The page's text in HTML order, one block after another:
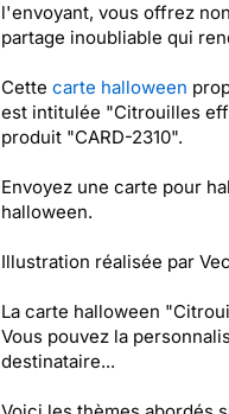
l'envoyant, vous offrez
partage inoubliable qui
Cette carte halloween
est intitulée "Citrouilles
produit "CARD-2310".
Envoyez une carte pour
halloween.
Illustration réalisée par
La carte halloween
Vous pouvez la
destinataire...